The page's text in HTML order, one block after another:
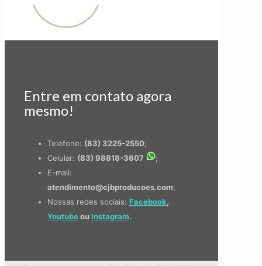
Entre em contato agora
mesmo!
Telefone: (83) 3225-2550;
Celular: (83) 98818-3607
;
E-mail:
atendimento@cjbproducoes.com;
Nossas redes sociais: Facebook,
Youtubeou Instagram.